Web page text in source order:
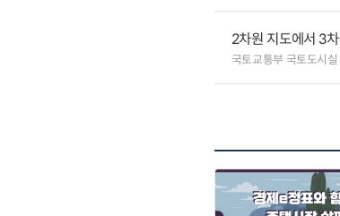
2차원 지도에서 3
국토교통부 국토도시